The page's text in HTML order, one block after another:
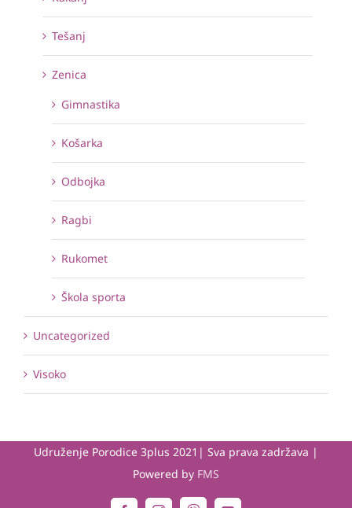
Tešanj
Zenica
Gimnastika
Košarka
Odbojka
Ragbi
Rukomet
Škola sporta
Uncategorized
Visoko
Udruženje Porodice 3plus 2021| Sva prava zadržava |
Powered by FMS